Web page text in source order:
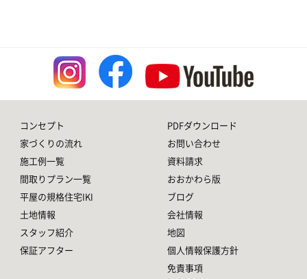
コンセプト
家づくりの流れ
施工例一覧
間取りプラン一覧
平屋の規格住宅IKI
土地情報
スタッフ紹介
保証アフター
PDFダウンロード
お問い合わせ
資料請求
おおかわら版
ブログ
会社情報
地図
個人情報保護方針
免責事項